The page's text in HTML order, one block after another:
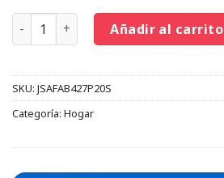
Añadir al carrito
SKU: JSAFAB427P20S
Categoría: Hogar